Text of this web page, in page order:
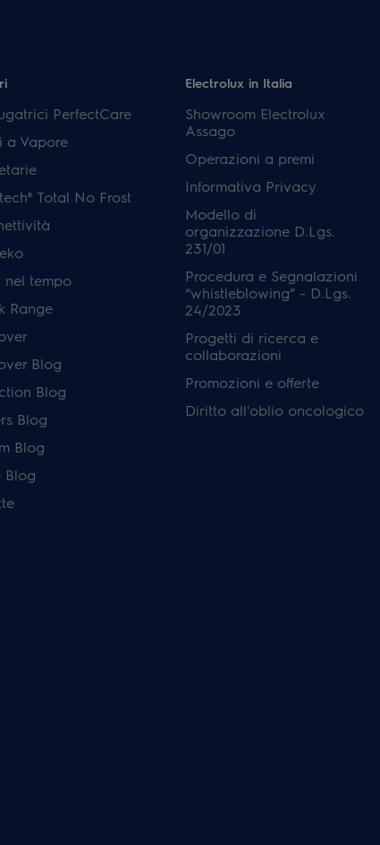
PerfectCare
a Vapore
Total No Frost
nel tempo
Range
Blog
Blog
Blog
Blog
Blog
Electrolux in Italia
Showroom Electrolux
Assago
Operazioni a premi
Informativa Privacy
Modello di
organizzazione D.Lgs.
231/01
Procedura e Segnalazioni
“whistleblowing” - D.Lgs.
24/2023
Progetti di ricerca e
collaborazioni
Promozioni e offerte
Diritto all'oblio oncologico